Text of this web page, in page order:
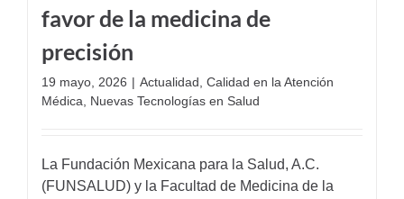
favor de la medicina de
precisión
19 mayo, 2026 | Actualidad Calidad en la Atención
Médica
Nuevas Tecnologías en Salud
La Fundación Mexicana para la Salud, A.C.
(FUNSALUD) y la Facultad de Medicina de la